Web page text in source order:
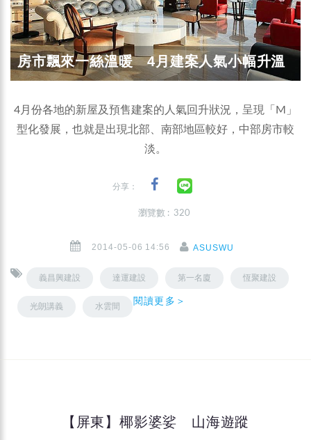
房市飄來一絲溫暖 4月建案人氣小幅升溫
4月份各地的新屋及預售建案的人氣回升狀況，呈現「M」
型化發展，也就是出現北部、南部地區較好，中部房市較
淡。
分享：
瀏覽數 : 320
2014-05-06 14:56 ASUSWU
義昌興建設 達運建設 第一名廈 恆聚建設
光朗講義 水雲間 閱讀更多＞
【屏東】椰影婆娑 山海遊蹤